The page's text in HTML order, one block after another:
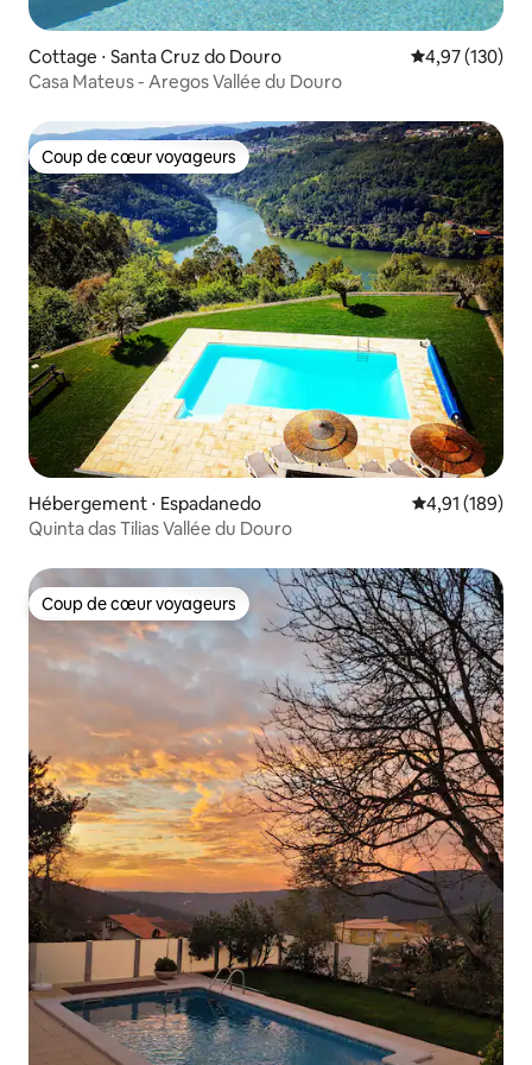
Cottage ⋅ Santa Cruz do Douro Évaluation
4,97 (130)
Casa Mateus - Aregos Vallée du Douro
Coup de cœur voyageurs
Coup de cœur voyageurs
Hébergement ⋅ Espadanedo Évaluation
4,91 (189)
Quinta das Tilias Vallée du Douro
Coup de cœur voyageurs
Coup de cœur voyageurs